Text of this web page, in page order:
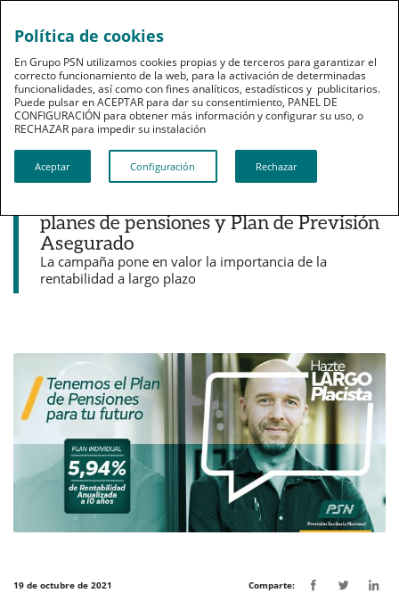
Noticias destacadas
PSN bonifica con hasta un 3% adicional
planes de pensiones y Plan de Previsión
Asegurado
La campaña pone en valor la importancia de la
rentabilidad a largo plazo
19 de octubre de 2021 Comparte:
Política de cookies
En Grupo PSN utilizamos cookies propias y de terceros para garantizar el
correcto funcionamiento de la web, para la activación de determinadas
funcionalidades, así como con fines analíticos, estadísticos y publicitarios.
Puede pulsar en ACEPTAR para dar su consentimiento, PANEL DE
CONFIGURACIÓN para obtener más información y configurar su uso, o
RECHAZAR para impedir su instalación​​​​​​​
Aceptar Configuración Rechazar